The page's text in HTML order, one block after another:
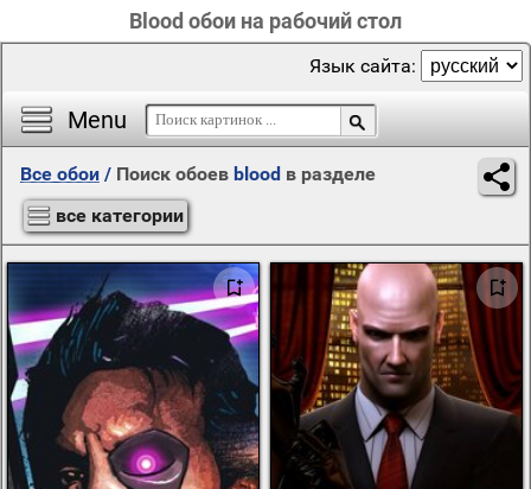
Blood обои на рабочий стол
Menu
Язык сайта:
Все обои / Поиск обоев blood в разделе
все категории